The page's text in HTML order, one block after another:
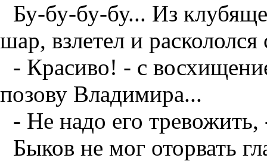
Бу-бу-бу-бу... Из
шар, взлетел и
- Красиво! - с
позову Владимира...
- Не надо его
Быков не мог оторвать